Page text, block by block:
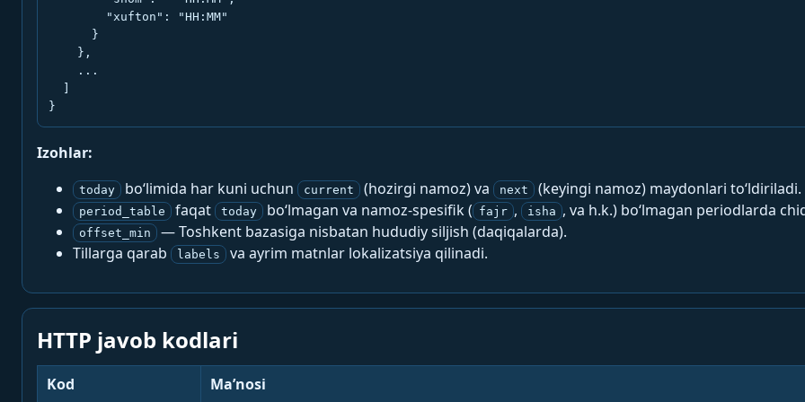
        "xufton": "HH:MM"
      }
    },
    ...
}
Izohlar:
today bo‘limida har kuni uchun current (hozirgi namoz) va next (keyingi namoz) maydonlari to‘ldiriladi.
period_table faqat today bo‘lmagan va namoz-spesifik ( fajr , isha , va h.k.) bo‘lmagan periodlarda
offset_min
— Toshkent bazasiga nisbatan hududiy siljish (daqiqalarda).
Tillarga qarab
labels va ayrim matnlar lokalizatsiya qilinadi.
HTTP javob kodlari
Kod Ma’nosi